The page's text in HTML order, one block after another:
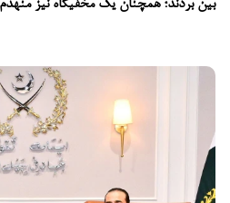
بین بردند؛ همچنان یک مخفیگاه نیز